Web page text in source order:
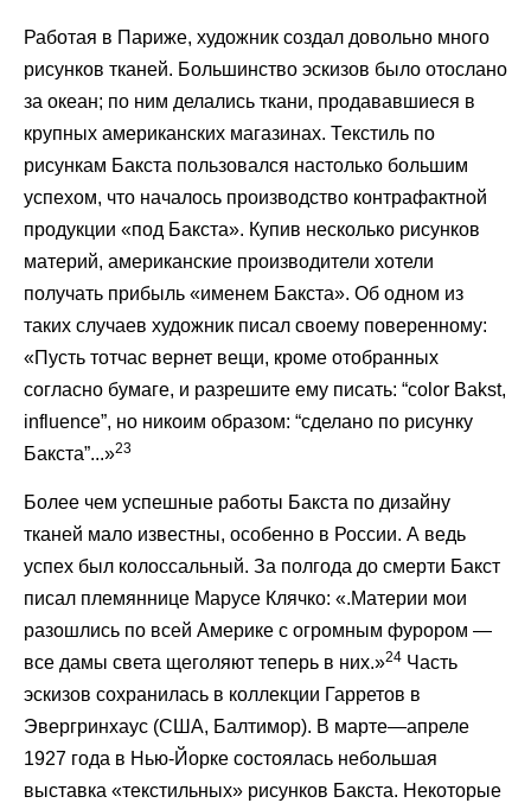
Работая в Париже, художник создал довольно много
рисунков тканей. Большинство эскизов было отослано
за океан; по ним делались ткани, продававшиеся в
крупных американских магазинах. Текстиль по
рисункам Бакста пользовался настолько большим
успехом, что началось производство контрафактной
продукции «под Бакста». Купив несколько рисунков
материй, американские производители хотели
получать прибыль «именем Бакста». Об одном из
таких случаев художник писал своему поверенному:
«Пусть тотчас вернет вещи, кроме отобранных
согласно бумаге, и разрешите ему писать: “color Bakst,
influence”, но никоим образом: “сделано по рисунку
Бакста”...»23
Более чем успешные работы Бакста по дизайну
тканей мало известны, особенно в России. А ведь
успех был колоссальный. За полгода до смерти Бакст
писал племяннице Марусе Клячко: «.Материи мои
разошлись по всей Америке с огромным фурором —
все дамы света щеголяют теперь в них.»24 Часть
эскизов сохранилась в коллекции Гарретов в
Эвергринхаус (США, Балтимор). В марте—апреле
1927 года в Нью-Йорке состоялась небольшая
выставка «текстильных» рисунков Бакста. Некоторые